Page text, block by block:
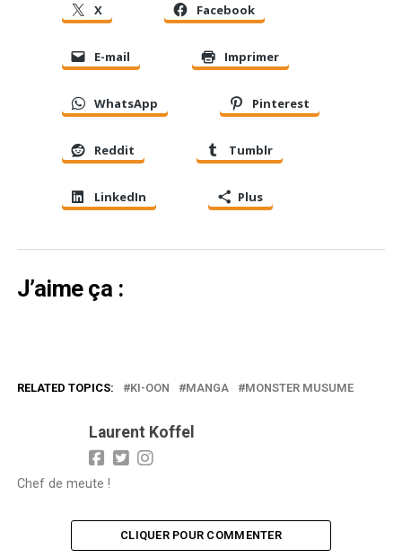
X Facebook
E-mail Imprimer
WhatsApp Pinterest
Reddit Tumblr
LinkedIn Plus
J’aime ça :
RELATED TOPICS: KI-OON MANGA MONSTER MUSUME
Laurent Koffel
Chef de meute !
CLIQUER POUR COMMENTER